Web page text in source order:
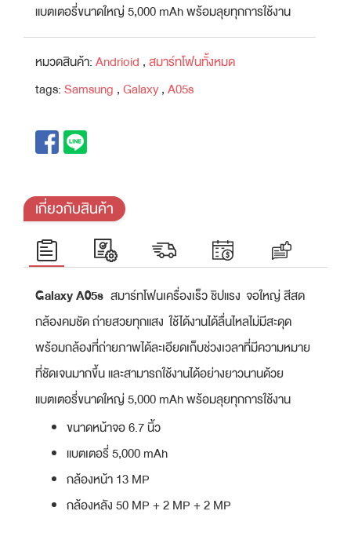
แบตเตอรี่ขนาดใหญ่ 5,000 mAh พร้อมลุยทุกการใช้งาน
หมวดสินค้า:Andrioid ,สมาร์ทโฟนทั้งหมด
tags:Samsung ,Galaxy,A05s
เกี่ยวกับสินค้า
Galaxy A05s สมาร์ทโฟนเครื่องเร็ว ชิปแรง จอใหญ่ สีสด
กล้องคมชัด ถ่ายสวยทุกแสง ใช้ได้งานได้ลื่นไหลไม่มีสะดุด
พร้อมกล้องที่ถ่ายภาพได้ละเอียดเก็บช่วงเวลาที่มีความหมาย
ที่ชัดเจนมากขึ้น และสามารถใช้งานได้อย่างยาวนานด้วย
แบตเตอรี่ขนาดใหญ่ 5,000 mAh พร้อมลุยทุกการใช้งาน
ขนาดหน้าจอ 6.7 นิ้ว
แบตเตอรี่ 5,000 mAh
กล้องหน้า 13 MP
กล้องหลัง 50 MP + 2 MP + 2 MP